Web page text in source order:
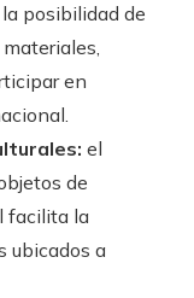
posibilidad de
en
el
de
facilita la
ubicados a